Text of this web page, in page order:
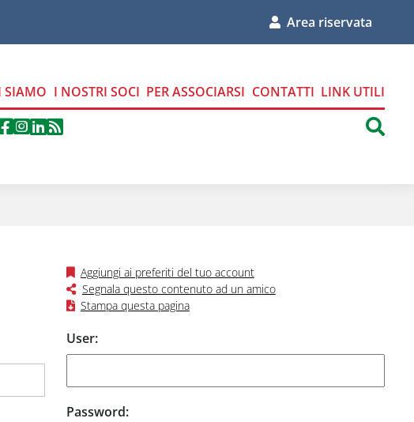
Area riservata
SIAMO I NOSTRI SOCI PER ASSOCIARSI CONTATTI LINK UTILI
sul nostro profilo Twitter
Seguici su Facebook
Seguici su Instagram
Seguici su Linkedin
Seguici tramite Feed RSS
Aggiungi ai preferiti del tuo account
Segnala questo contenuto ad un amico
Stampa questa pagina
Form login Area Riservata
User:
Password: